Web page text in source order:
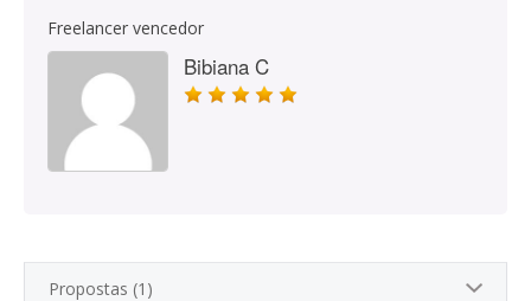
Freelancer vencedor
Bibiana C
Propostas (1)